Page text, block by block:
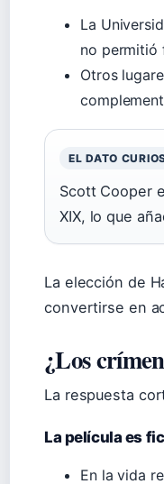
La
no permitió
Otros
EL DATO
Scott Cooper
XIX, lo que
La elección de
convertirse en
¿Los
La respuesta
La película es
En la vida